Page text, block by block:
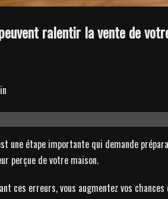
ralentir la vente de
une étape importante qui demande
perçue de votre maison.
ces erreurs, vous augmentez vos